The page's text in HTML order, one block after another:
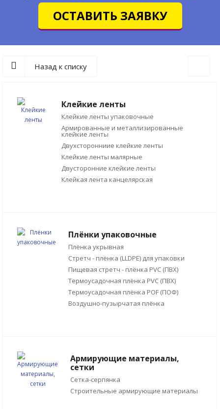
ОСТАВИТЬ ЗАЯВКУ
Назад к списку
Клейкие ленты
Клейкие ленты упаковочные
Армированные и металлизированные
клейкие ленты
Двухсторонниие клейкие ленты
Клейкие ленты малярные
Двусторонние клейкие ленты
Клейкая лента канцелярская
Плёнки упаковочные
Плёнка укрывная
Стретч - плёнка (LLDPE) для упаковки
Пищевая стретч - плёнка PVC (ПВХ)
Термоусадочная плёнка PVC (ПВХ)
Термоусадочная плёнка POF (ПОФ)
Воздушно-пузырчатая плёнка
Армирующие материалы,
сетки
Сетка-серпянка
Строительные армирующие материалы